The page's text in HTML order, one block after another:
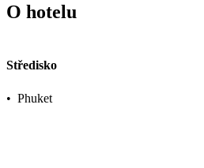
O hotelu
Středisko
• Phuket